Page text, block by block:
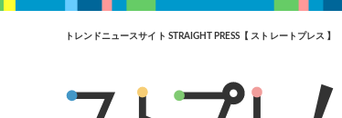
トレンドニュースサイト STRAIGHT PRESS【 ストレートプレス 】